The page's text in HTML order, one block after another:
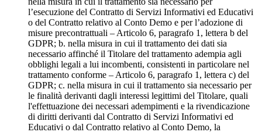
l’esecuzione del Contratto di Servizi Informativi ed Educativi
o del Contratto relativo al Conto Demo e per l’adozione di
misure precontrattuali – Articolo 6, paragrafo 1, lettera b del
GDPR; b. nella misura in cui il trattamento dei dati sia
necessario affinché il Titolare del trattamento adempia agli
obblighi legali a lui incombenti, consistenti in particolare nel
trattamento conforme – Articolo 6, paragrafo 1, lettera c) del
GDPR; c. nella misura in cui il trattamento sia necessario per
le finalità derivanti dagli interessi legittimi del Titolare, quali
l'effettuazione dei necessari adempimenti e la rivendicazione
di diritti derivanti dal Contratto di Servizi Informativi ed
Educativi o dal Contratto relativo al Conto Demo, la